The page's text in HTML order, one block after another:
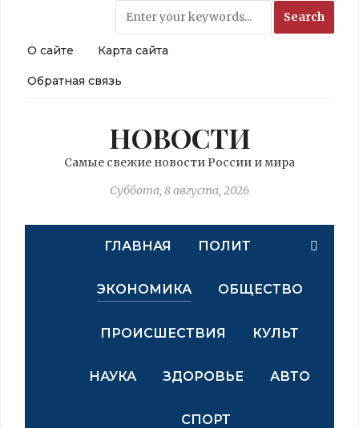
О сайте Карта сайта
Обратная связь
НОВОСТИ
Самые свежие новости России и мира
Суббота, 8 августа, 2026
ГЛАВНАЯ ПОЛИТ
ЭКОНОМИКА ОБЩЕСТВО
ПРОИСШЕСТВИЯ КУЛЬТ
НАУКА ЗДОРОВЬЕ АВТО
СПОРТ